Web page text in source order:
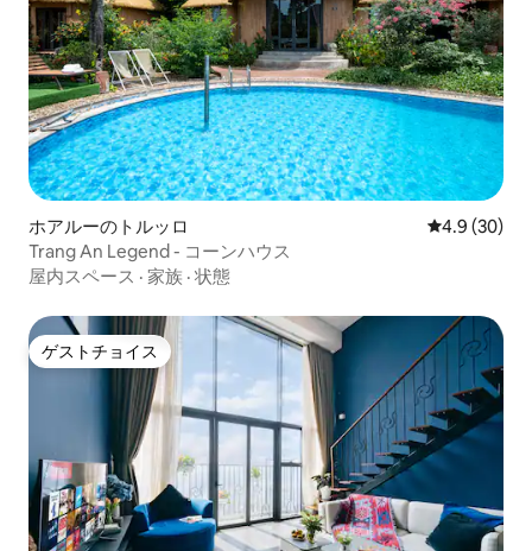
ホアルーのトルッロ レビュー30
4.9 (30)
Trang An Legend - コーンハウス
屋内スペース · 家族 · 状態
ゲストチョイス
ゲストチョイス